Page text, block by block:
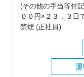
(その他の手当等付
００円×２３．３日
禁煙 (正社員)